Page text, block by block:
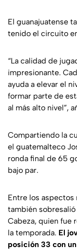
El guanajuatense
tenido el circuito
“La calidad de
impresionante.
ayuda a elevar el
formar parte de
al más alto nivel”,
Compartiendo la
el guatemalteco
ronda final de 65
bajo par.
Entre los
también
Cabeza, quien fue
la temporada. El
posición 33 con